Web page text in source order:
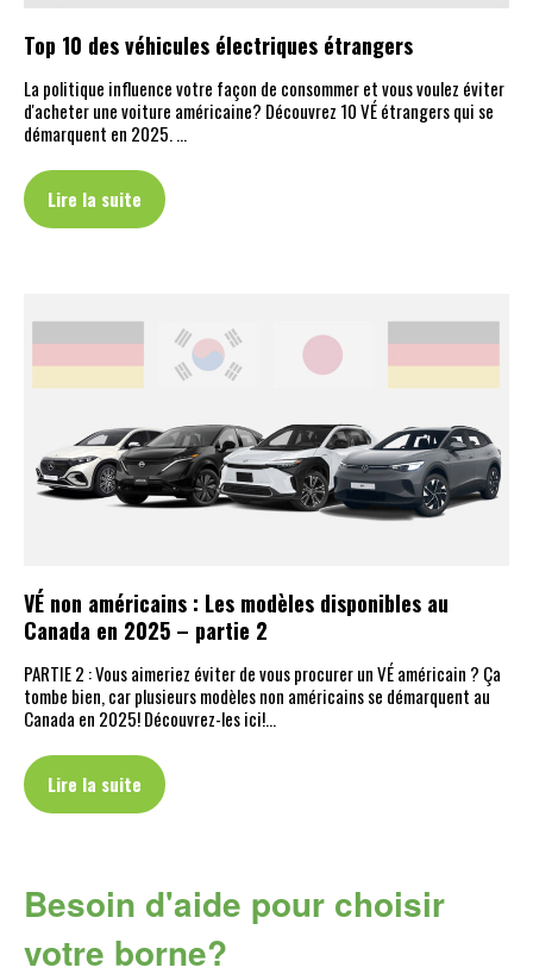
Top 10 des véhicules électriques étrangers
La politique influence votre façon de consommer et vous voulez éviter
d'acheter une voiture américaine? Découvrez 10 VÉ étrangers qui se
démarquent en 2025. …
Lire la suite
VÉ non américains : Les modèles disponibles au
Canada en 2025 – partie 2
PARTIE 2 : Vous aimeriez éviter de vous procurer un VÉ américain ? Ça
tombe bien, car plusieurs modèles non américains se démarquent au
Canada en 2025! Découvrez-les ici!…
Lire la suite